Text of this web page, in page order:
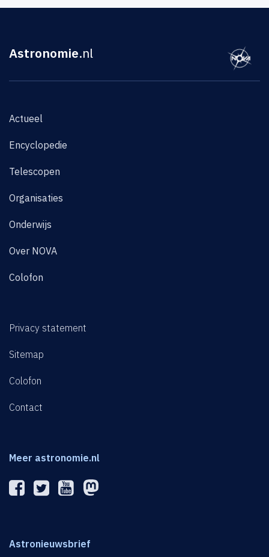
Astronomie.nl
Actueel
Encyclopedie
Telescopen
Organisaties
Onderwijs
Over NOVA
Colofon
Privacy statement
Sitemap
Colofon
Contact
Meer astronomie.nl
Astronieuwsbrief